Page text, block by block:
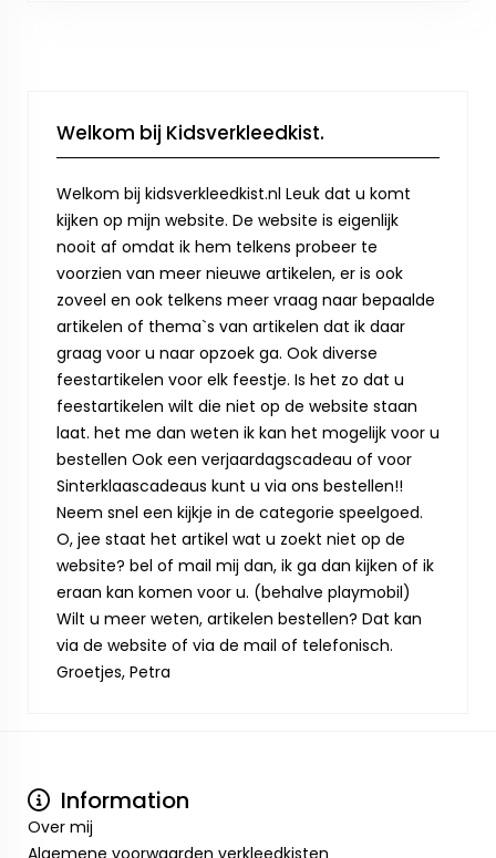
Welkom bij Kidsverkleedkist.
Welkom bij kidsverkleedkist.nl Leuk dat u komt
kijken op mijn website. De website is eigenlijk
nooit af omdat ik hem telkens probeer te
voorzien van meer nieuwe artikelen, er is ook
zoveel en ook telkens meer vraag naar bepaalde
artikelen of thema`s van artikelen dat ik daar
graag voor u naar opzoek ga. Ook diverse
feestartikelen voor elk feestje. Is het zo dat u
feestartikelen wilt die niet op de website staan
laat. het me dan weten ik kan het mogelijk voor u
bestellen Ook een verjaardagscadeau of voor
Sinterklaascadeaus kunt u via ons bestellen!!
Neem snel een kijkje in de categorie speelgoed.
O, jee staat het artikel wat u zoekt niet op de
website? bel of mail mij dan, ik ga dan kijken of ik
eraan kan komen voor u. (behalve playmobil)
Wilt u meer weten, artikelen bestellen? Dat kan
via de website of via de mail of telefonisch.
Groetjes, Petra
Information
Over mij
Algemene voorwaarden verkleedkisten